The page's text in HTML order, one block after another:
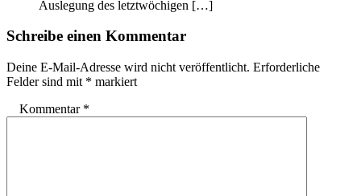
Auslegung des letztwöchigen […]
Schreibe einen Kommentar
Deine E-Mail-Adresse wird nicht veröffentlicht. Erforderliche
Felder sind mit * markiert
Kommentar *